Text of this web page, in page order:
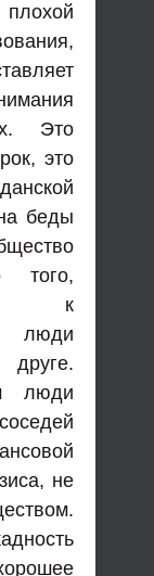
Это
это
беды
того,
к
люди
люди
не